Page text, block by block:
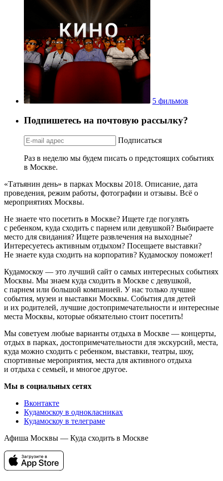
5 фильмов
Подпишетесь на почтовую рассылку?
Подписаться
Раз в неделю мы будем писать о предстоящих событиях
в Москве.
«Татьянин день» в парках Москвы 2018. Описание, дата
проведения, режим работы, фотографии и отзывы. Всё о
мероприятиях Москвы.
Не знаете что посетить в Москве? Ищете где погулять
с ребенком, куда сходить с парнем или девушкой? Выбираете
место для свидания? Ищете развлечения на выходные?
Интересуетесь активным отдыхом? Посещаете выставки?
Не знаете куда сходить на корпоратив? Кудамоскоу поможет!
Кудамоскоу — это лучший сайт о самых интересных событиях
Москвы. Мы знаем куда сходить в Москве с девушкой,
с парнем или большой компанией. У нас только лучшие
события, музеи и выставки Москвы. События для детей
и их родителей, лучшие достопримечательности и интересные
места Москвы, которые обязательно стоит посетить!
Мы советуем любые варианты отдыха в Москве — концерты,
отдых в парках, достопримечательности для экскурсий, места,
куда можно сходить с ребенком, выставки, театры, шоу,
спортивные мероприятия, места для активного отдыха
и отдыха с семьей, и многое другое.
Мы в социальных сетях
Вконтакте
Кудамоскоу в однокласниках
Кудамоскоу в телеграме
Афиша Москвы — Куда сходить в Москве